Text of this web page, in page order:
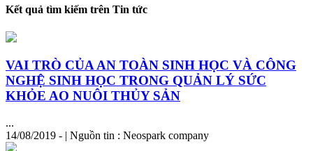
Kết quả tìm kiếm trên Tin tức
VAI TRÒ CỦA AN TOÀN SINH HỌC VÀ CÔNG
NGHỆ SINH HỌC TRONG QUẢN LÝ SỨC
KHỎE AO NUÔI THỦY SẢN
...
14/08/2019 - | Nguồn tin : Neospark company